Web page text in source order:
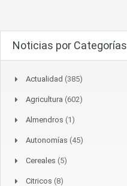
Noticias por Categorías
Actualidad (385)
Agricultura (602)
Almendros (1)
Autonomías (45)
Cereales (5)
Citricos (8)